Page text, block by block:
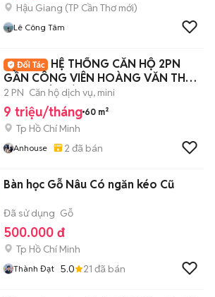
Hậu Giang (TP Cần Thơmới)
Lê Công Tâm
HỆ THỐNG CĂN HỘ 2PN
GẦN CÔNG VIÊN HOÀNG VĂN THỤ
QUẬN TÂN BÌNH
2 PN Căn hộ dịch vụ, mini
9 triệu/tháng 60 m²
Tp Hồ Chí Minh
Anhouse 2 đã bán
Bàn học Gỗ Nâu Có ngăn kéo Cũ
Đã sử dụng Gỗ
500.000 đ
Tp Hồ Chí Minh
Thành Đạt 5.0 21 đã bán